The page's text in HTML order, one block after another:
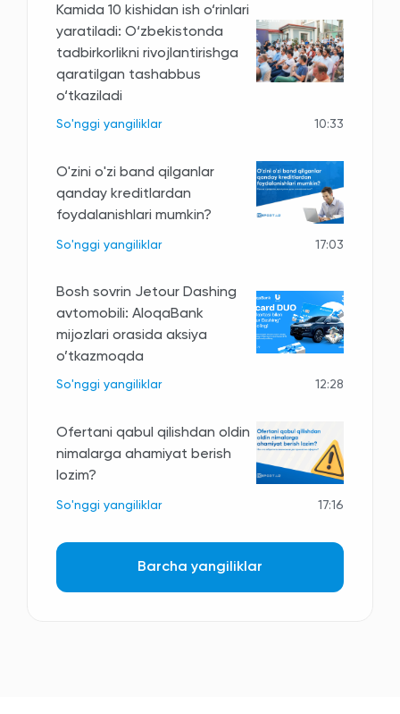
Kamida 10 kishidan ish o‘rinlari
yaratiladi: O‘zbekistonda
tadbirkorlikni rivojlantirishga
qaratilgan tashabbus
o‘tkaziladi
So'nggi yangiliklar 10:33
O'zini o'zi band qilganlar
qanday kreditlardan
foydalanishlari mumkin?
So'nggi yangiliklar 17:03
Bosh sovrin Jetour Dashing
avtomobili: AloqaBank
mijozlari orasida aksiya
o’tkazmoqda
So'nggi yangiliklar 12:28
Ofertani qabul qilishdan oldin
nimalarga ahamiyat berish
lozim?
So'nggi yangiliklar 17:16
Barcha yangiliklar